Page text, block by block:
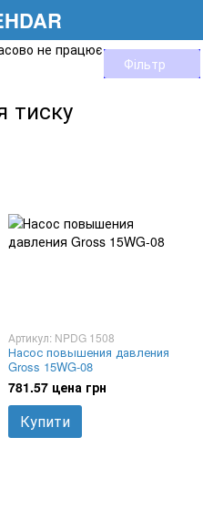
Фільтр
тиску
Артикул: NPDG 1508
Насос повышения давления
Gross 15WG-08
781.57 цена грн
Купити